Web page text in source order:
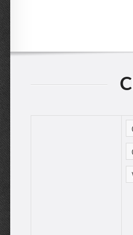
О НАС / ОБРАТНАЯ СВЯЗЬ